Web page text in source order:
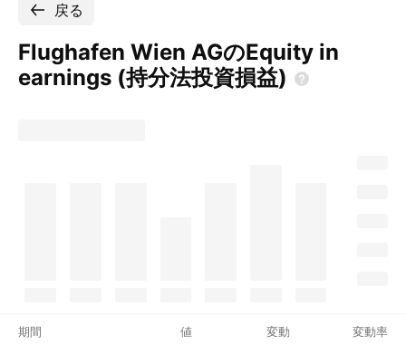
戻る
Flughafen Wien AGのEquity in
earnings (持分法投資損益)
期間 値 変動 変動率